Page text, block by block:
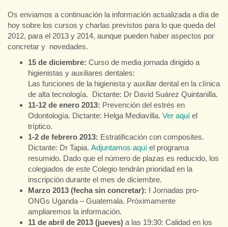
Os enviamos a continuación la información actualizada a día de
hoy sobre los cursos y charlas previstos para lo que queda del
2012, para el 2013 y 2014, aunque pueden haber aspectos por
concretar y novedades.
15 de diciembre: Curso de media jornada dirigido a
higienistas y auxiliares dentales:
Las funciones de la higienista y auxiliar dental en la clínica
de alta tecnología. Dictante: Dr David Suárez Quintanilla.
11-12 de enero 2013: Prevención del estrés en
Odontología. Dictante: Helga Mediavilla. Ver aquí el
tríptico.
1-2 de febrero 2013: Estratificación con composites.
Dictante: Dr Tapia. Adjuntamos aquí el programa
resumido. Dado que el número de plazas es reducido, los
colegiados de este Colegio tendrán prioridad en la
inscripción durante el mes de diciembre.
Marzo 2013 (fecha sin concretar): I Jornadas pro-
ONGs Uganda – Guatemala. Próximamente
ampliaremos la información.
11 de abril de 2013 (jueves) a las 19:30: Calidad en los